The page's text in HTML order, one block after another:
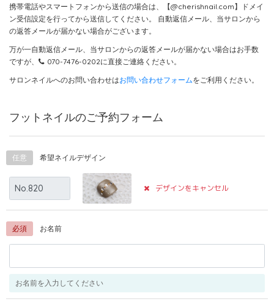
携帯電話やスマートフォンから送信の場合は、【@cherishnail.com】ドメイ
ン受信設定を行ってから送信してください。
自動返信メール、当サロンから
の返答メールが届かない場合がございます。
万が一自動返信メール、当サロンからの返答メールが届かない場合はお手数
ですが、
070-7476-0202に直接ご連絡ください。
サロンネイルへのお問い合わせはお問い合わせフォームをご利用ください。
フットネイルのご予約フォーム
希望ネイルデザイン
任意
デザインをキャンセル
お名前
必須
お名前を入力してください